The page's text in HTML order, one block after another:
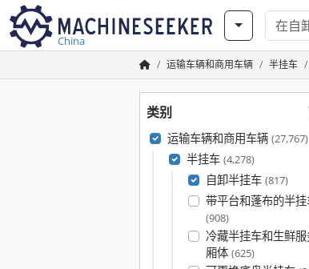
China
运输车辆和商用车辆 半挂车
类别
运输车辆和商用车辆 (27,767)
半挂车 (4,278)
自卸半挂车 (817)
带平台和蓬布的半挂
(908)
冷藏半挂车和生鲜服
厢体 (625)